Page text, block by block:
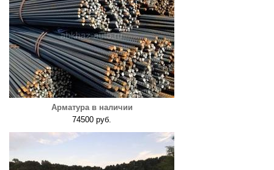
Арматура в наличии
74500 руб.